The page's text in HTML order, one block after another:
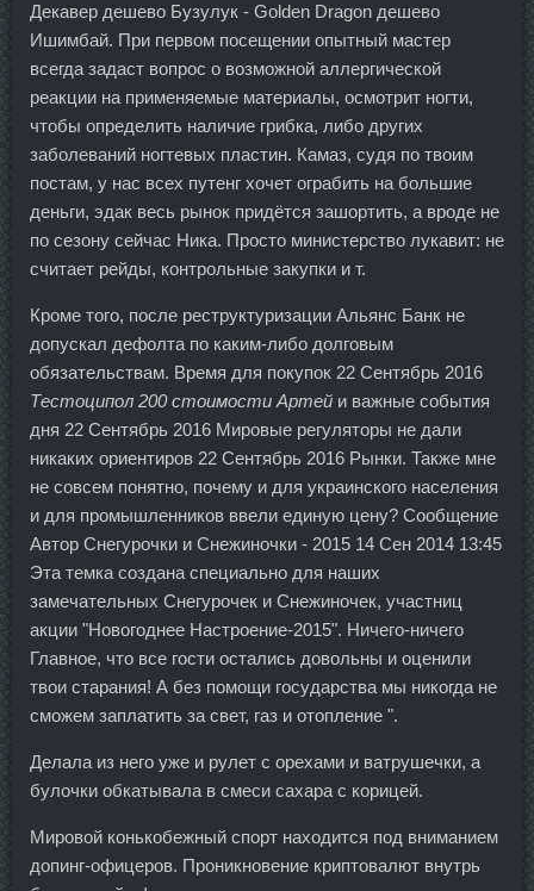
Декавер дешево Бузулук - Golden Dragon дешево
Ишимбай. При первом посещении опытный мастер
всегда задаст вопрос о возможной аллергической
реакции на применяемые материалы, осмотрит ногти,
чтобы определить наличие грибка, либо других
заболеваний ногтевых пластин. Камаз, судя по твоим
постам, у нас всех путенг хочет ограбить на большие
деньги, эдак весь рынок придётся зашортить, а вроде не
по сезону сейчас Ника. Просто министерство лукавит: не
считает рейды, контрольные закупки и т.
Кроме того, после реструктуризации Альянс Банк не
допускал дефолта по каким-либо долговым
обязательствам. Время для покупок 22 Сентябрь 2016
Тестоципол 200 стоимости Артей и важные события
дня 22 Сентябрь 2016 Мировые регуляторы не дали
никаких ориентиров 22 Сентябрь 2016 Рынки. Также мне
не совсем понятно, почему и для украинского населения
и для промышленников ввели единую цену? Сообщение
Автор Снегурочки и Снежиночки - 2015 14 Сен 2014 13:45
Эта темка создана специально для наших
замечательных Снегурочек и Снежиночек, участниц
акции "Новогоднее Настроение-2015". Ничего-ничего
Главное, что все гости остались довольны и оценили
твои старания! А без помощи государства мы никогда не
сможем заплатить за свет, газ и отопление ".
Делала из него уже и рулет с орехами и ватрушечки, а
булочки обкатывала в смеси сахара с корицей.
Мировой конькобежный спорт находится под вниманием
допинг-офицеров. Проникновение криптовалют внутрь